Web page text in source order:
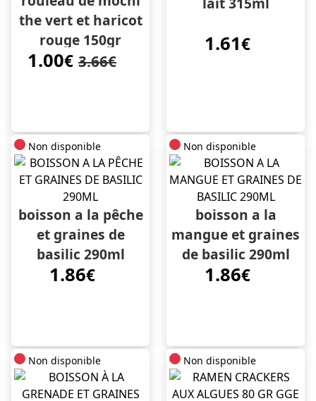
the vert et haricot
rouge 150gr
1.00€ 3.66€
1.61€
Non disponible
boisson a la pêche
et graines de
basilic 290ml
1.86€
Non disponible
boisson a la
mangue et graines
de basilic 290ml
1.86€
Non disponible Non disponible